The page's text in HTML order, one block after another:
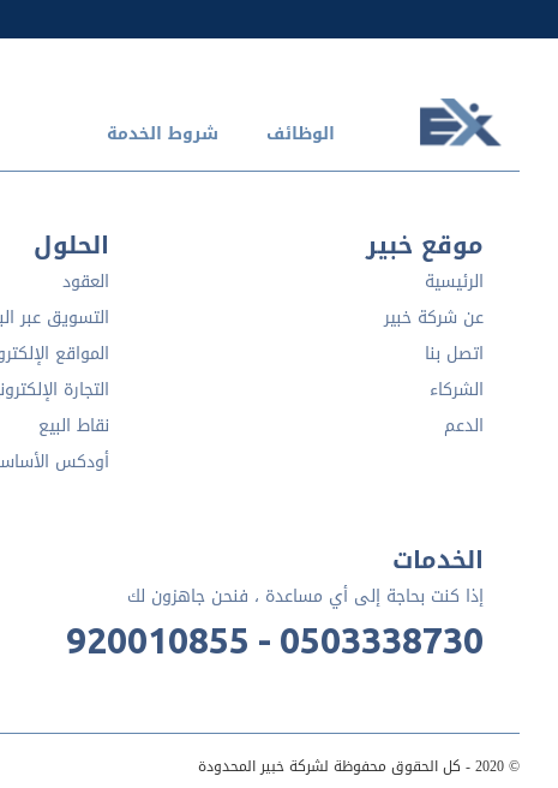
الوظائف شروط الخدمة
موقع خبير
الرئيسية
عن شركة خبير
اتصل بنا
الشركاء
الدعم
الحلول
العقود
التسويق عبر
المواقع
التجارة
نقاط البيع
أودكس
الخدمات
إذا كنت بحاجة إلى أي مساعدة ، فنحن جاهزون لك
920010855 - 0503338730
© 2020 - كل الحقوق محفوظة لشركة خبير المحدودة